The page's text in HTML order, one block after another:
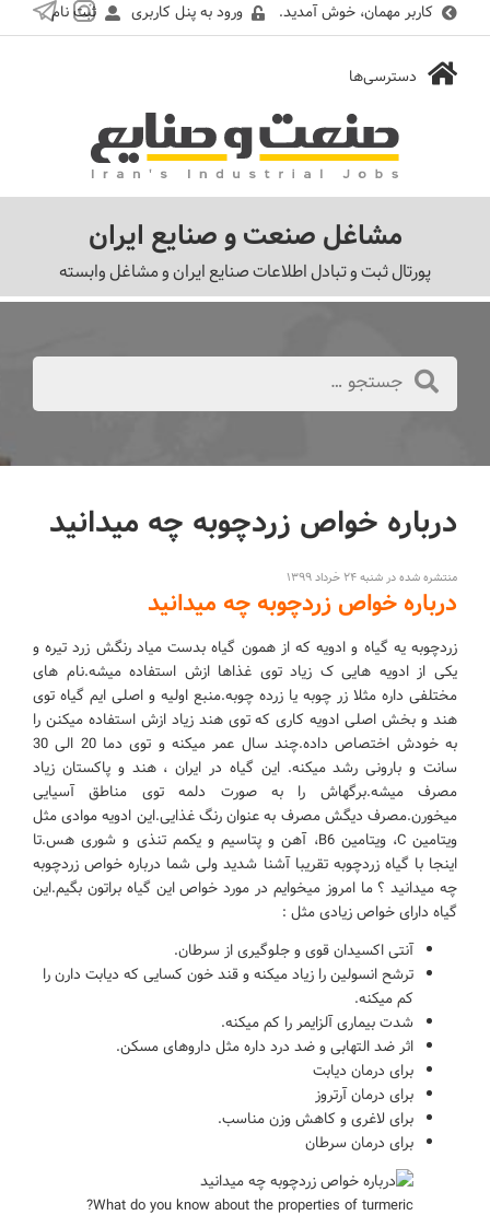
کاربر مهمان، خوش آمدید. ورود به پنل کاربری ثبت نام
مشاغل صنعت و صنایع ایران
پورتال ثبت و تبادل اطلاعات صنایع ایران و مشاغل وابسته
درباره خواص زردچوبه چه میدانید
منتشره شده در شنبه ۲۴ خرداد ۱۳۹۹
درباره خواص زردچوبه چه میدانید
زردچوبه یه گیاه و ادویه که از همون گیاه بدست میاد رنگش زرد تیره و
یکی از ادویه هایی ک زیاد توی غذاها ازش استفاده میشه.نام های
مختلفی داره مثلا زر چوبه یا زرده چوبه.منبع اولیه و اصلی ایم گیاه توی
هند و بخش اصلی ادویه کاری که توی هند زیاد ازش استفاده میکنن را
به خودش اختصاص داده.چند سال عمر میکنه و توی دما 20 الی 30
سانت و بارونی رشد میکنه. این گیاه در ایران ، هند و پاکستان زیاد
مصرف میشه.برگهاش را به صورت دلمه توی مناطق آسیایی
میخورن.مصرف دیگش مصرف به عنوان رنگ غذایی.این ادویه موادی مثل
ویتامین C، ویتامین B6، آهن و پتاسیم و یکمم تنذی و شوری هس.تا
اینجا با گیاه زردچوبه تقریبا آشنا شدید ولی شما درباره خواص زردچوبه
چه میدانید ؟ ما امروز میخوایم در مورد خواص این گیاه براتون بگیم.این
گیاه دارای خواص زیادی مثل :
آنتی اکسیدان قوی و جلوگیری از سرطان.
ترشح انسولین را زیاد میکنه و قند خون کسایی که دیابت دارن را
کم میکنه.
شدت بیماری آلزایمر را کم میکنه.
اثر ضد التهابی و ضد درد داره مثل داروهای مسکن.
برای درمان دیابت
برای درمان آرتروز
برای لاغری و کاهش وزن مناسب.
برای درمان سرطان
What do you know about the properties of turmeric?